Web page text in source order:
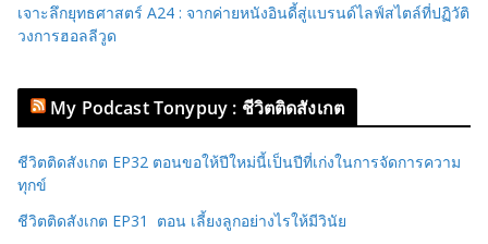
เจาะลึกยุทธศาสตร์ A24 : จากค่ายหนังอินดี้สู่แบรนด์ไลฟ์สไตล์ที่ปฏิวัติ
วงการฮอลลีวูด
My Podcast Tonypuy : ชีวิตติดสังเกต
ชีวิตติดสังเกต EP32 ตอนขอให้ปีใหม่นี้เป็นปีที่เก่งในการจัดการความ
ทุกข์
ชีวิตติดสังเกต EP31 ตอน เลี้ยงลูกอย่างไรให้มีวินัย